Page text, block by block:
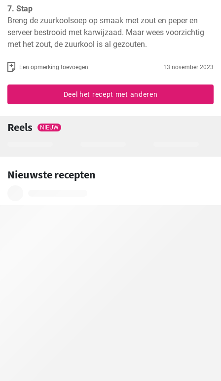
7. Stap
Breng de zuurkoolsoep op smaak met zout en peper en
serveer bestrooid met karwijzaad. Maar wees voorzichtig
met het zout, de zuurkool is al gezouten.
Een opmerking toevoegen 13 november 2023
Deel het recept met anderen
Reels NIEUW
Nieuwste recepten